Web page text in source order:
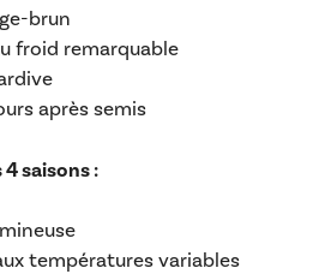
brun
froid remarquable
après semis
saisons :
températures variables